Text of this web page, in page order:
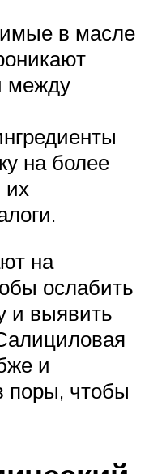
в масле
между
на более
их
на
ослабить
и выявить
и
поры, чтобы